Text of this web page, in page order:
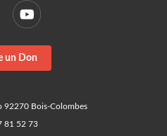
un Don
92270 Bois-Colombes
81 52 73